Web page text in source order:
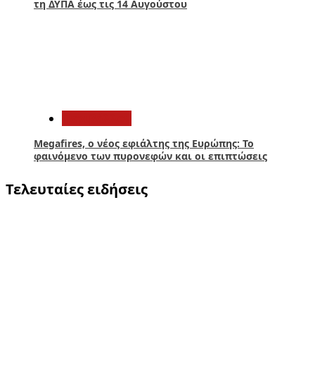
τη ΔΥΠΑ έως τις 14 Αυγούστου
Megafires, ο νέος εφιάλτης της Ευρώπης: Το
φαινόμενο των πυρονεφών και οι επιπτώσεις
Τελευταίες ειδήσεις